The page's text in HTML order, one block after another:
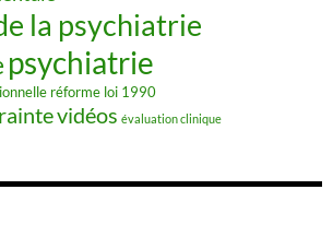
la psychiatrie
psychiatrie
réforme loi 1990
vidéos évaluation clinique